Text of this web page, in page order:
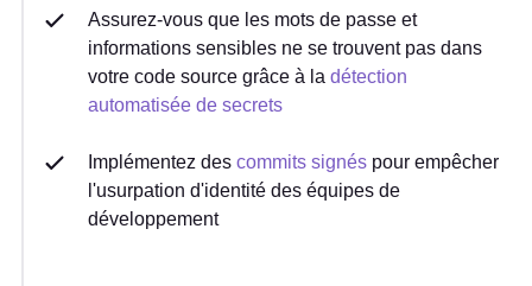
Assurez-vous que les mots de passe et
informations sensibles ne se trouvent pas dans
votre code source grâce à la détection
automatisée de secrets
Implémentez des commits signés pour empêcher
l'usurpation d'identité des équipes de
développement